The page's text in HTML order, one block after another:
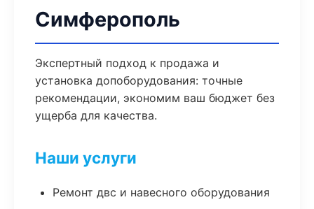
Симферополь
Экспертный подход к продажа и
установка допоборудования: точные
рекомендации, экономим ваш бюджет без
ущерба для качества.
Наши услуги
Ремонт двс и навесного оборудования